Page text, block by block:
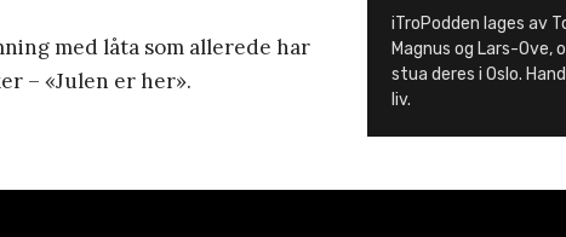
iTroPodden lages av
Magnus og Lars-Ove,
stua deres i Oslo.
liv.
med låta som allerede har
– «Julen er her».